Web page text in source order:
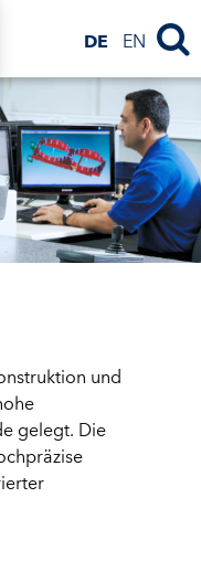
DE EN
und
gelegt. Die